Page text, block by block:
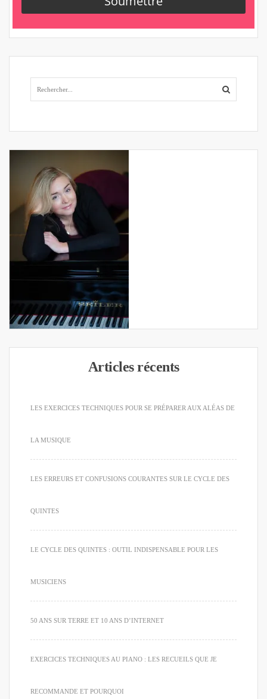
Articles récents
LES EXERCICES TECHNIQUES POUR SE PRÉPARER AUX ALÉAS DE
LA MUSIQUE
LES ERREURS ET CONFUSIONS COURANTES SUR LE CYCLE DES
QUINTES
LE CYCLE DES QUINTES : OUTIL INDISPENSABLE POUR LES
MUSICIENS
50 ANS SUR TERRE ET 10 ANS D’INTERNET
EXERCICES TECHNIQUES AU PIANO : LES RECUEILS QUE JE
RECOMMANDE ET POURQUOI